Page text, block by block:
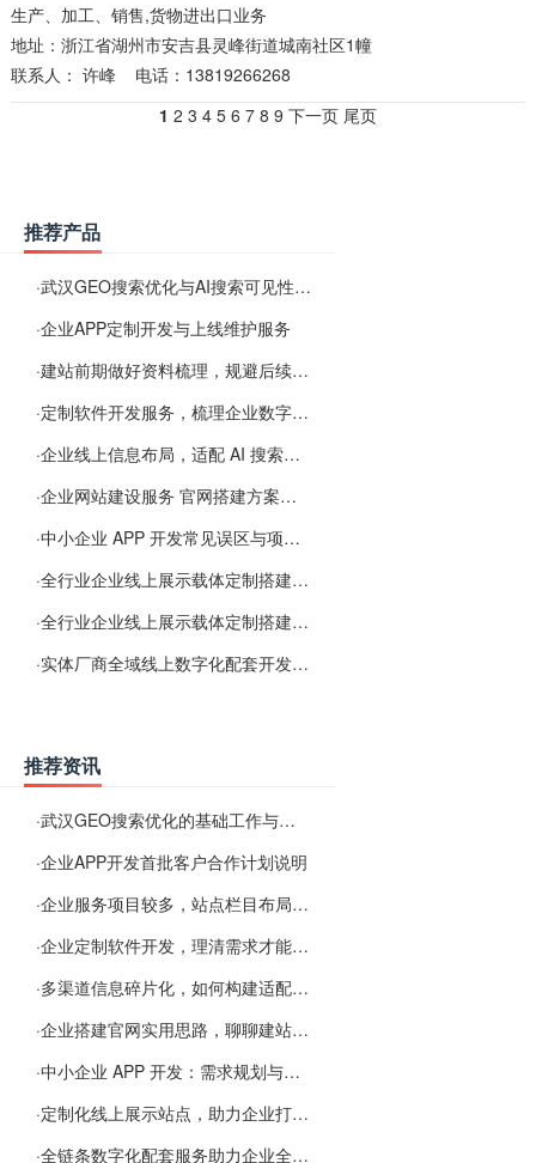
生产、加工、销售,货物进出口业务
地址：浙江省湖州市安吉县灵峰街道城南社区1幢
联系人： 许峰电话：13819266268
1 2 3 4 5 6 7 8 9 下一页 尾页
推荐产品
·武汉GEO搜索优化与AI搜索可见性服务
·企业APP定制开发与上线维护服务
·建站前期做好资料梳理，规避后续各类使用难题
·定制软件开发服务，梳理企业数字化落地常见难点
·企业线上信息布局，适配 AI 搜索需要留意这些要点
·企业网站建设服务 官网搭建方案经验分享
·中小企业 APP 开发常见误区与项目规划实用经验
·全行业企业线上展示载体定制搭建服务
·全行业企业线上展示载体定制搭建服务
·实体厂商全域线上数字化配套开发与地域检索优化服务
推荐资讯
·武汉GEO搜索优化的基础工作与实施思路
·企业APP开发首批客户合作计划说明
·企业服务项目较多，站点栏目布局规划参考思路
·企业定制软件开发，理清需求才能提升数字化落地效率
·多渠道信息碎片化，如何构建适配 AI 检索的品牌信息源
·企业搭建官网实用思路，聊聊建站容易忽视的问题
·中小企业 APP 开发：需求规划与项目落地避坑经验分享
·定制化线上展示站点，助力企业打通线上经营渠道
·全链条数字化配套服务助力企业全域线上经营